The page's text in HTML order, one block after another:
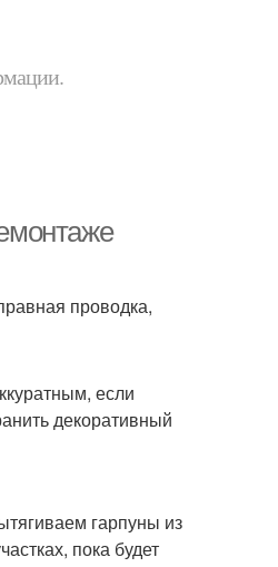
проводка,
если
декоративный
гарпуны из
пока будет